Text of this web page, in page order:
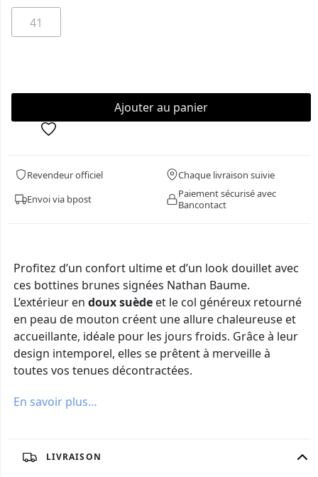
41
Revendeur officiel
Chaque livraison suivie
Envoi via bpost
Paiement sécurisé avec
Bancontact
Profitez d’un confort ultime et d’un look douillet avec
ces bottines brunes signées Nathan Baume.
L’extérieur en doux suède et le col généreux retourné
en peau de mouton créent une allure chaleureuse et
accueillante, idéale pour les jours froids. Grâce à leur
design intemporel, elles se prêtent à merveille à
toutes vos tenues décontractées.
En savoir plus…
LIVRAISON